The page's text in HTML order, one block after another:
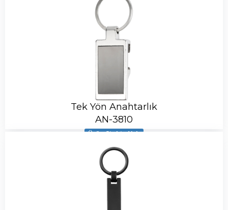
Tek Yön Anahtarlık
AN-3810
Ürün Stokta Yok